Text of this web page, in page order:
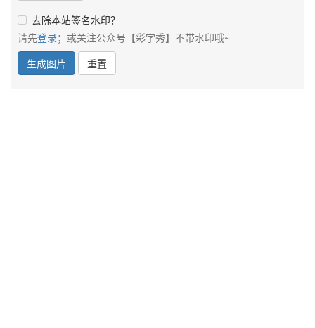
去除本站签名水印？
请先登录；或关注公众号【彩字秀】不带水印哦~
生成图片
重置